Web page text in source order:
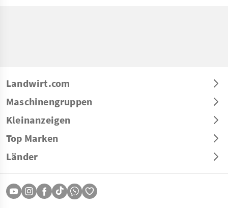
Landwirt.com
Maschinengruppen
Kleinanzeigen
Top Marken
Länder